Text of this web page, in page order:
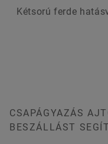
Kétsorú ferde
CSAPÁGYAZÁS
BESZÁLLÁST